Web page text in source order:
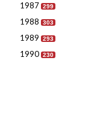
1987 299
1988 303
1989 293
1990 230